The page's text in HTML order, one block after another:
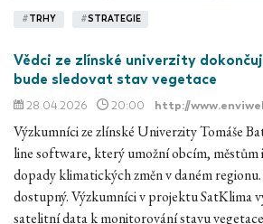
#TRHY #STRATEGIE
Vědci ze zlínské univerzity
bude sledovat stav vegetace
28.04.2026 20:00 http://
Výzkumníci ze zlínské Univerzity Tomáše
line software, který umožní obcím, městům
dopady klimatických změn v daném
dostupný. Výzkumníci v projektu SatKlima
satelitní data k monitorování stavu